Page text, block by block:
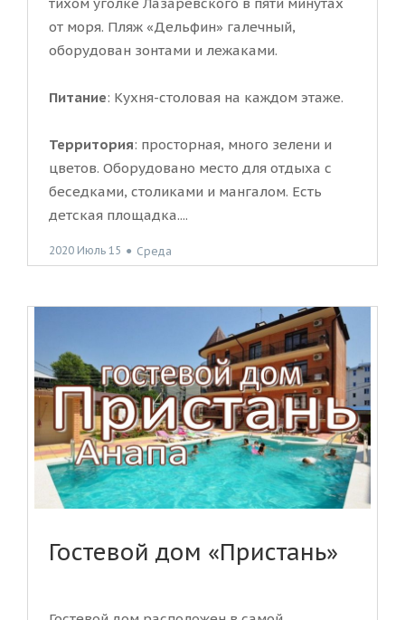
от моря. Пляж «Дельфин» галечный,
оборудован зонтами и лежаками.
Питание: Кухня-столовая на каждом этаже.
Территория: просторная, много зелени и
цветов. Оборудовано место для отдыха с
беседками, столиками и мангалом. Есть
детская площадка....
2020 Июль 15 ● Среда
Гостевой дом «Пристань»